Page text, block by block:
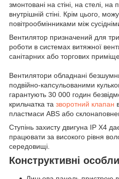
змонтовані на стіні, на стелі, на
внутрішній стіні. Крім цього,
повітрообмінниками між
Вентилятор призначений для
роботи в системах витяжної
санітарних або торгових
Вентилятори обладнані
подвійно-капсульованими
гарантують 30 000 годин
крильчатка та зворотний клапан
пластмаси ABS або
Ступінь захисту двигуна IP X4
працювати за високого рівня
середовищі.
Конструктивні